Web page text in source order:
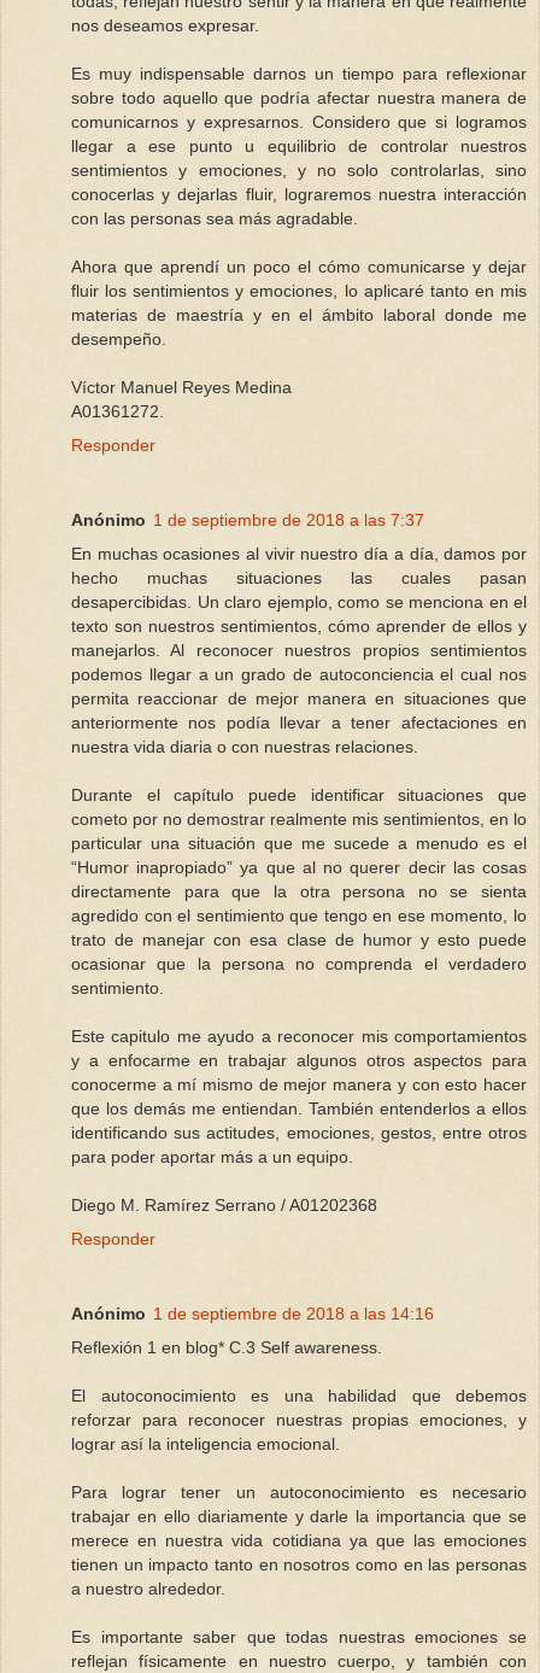
nos deseamos expresar.
Es muy indispensable darnos un tiempo para reflexionar
sobre todo aquello que podría afectar nuestra manera de
comunicarnos y expresarnos. Considero que si logramos
llegar a ese punto u equilibrio de controlar nuestros
sentimientos y emociones, y no solo controlarlas, sino
conocerlas y dejarlas fluir, lograremos nuestra interacción
con las personas sea más agradable.
Ahora que aprendí un poco el cómo comunicarse y dejar
fluir los sentimientos y emociones, lo aplicaré tanto en mis
materias de maestría y en el ámbito laboral donde me
desempeño.
Víctor Manuel Reyes Medina
A01361272.
Responder
Anónimo 1 de septiembre de 2018 a las 7:37
En muchas ocasiones al vivir nuestro día a día, damos por
hecho muchas situaciones las cuales pasan
desapercibidas. Un claro ejemplo, como se menciona en el
texto son nuestros sentimientos, cómo aprender de ellos y
manejarlos. Al reconocer nuestros propios sentimientos
podemos llegar a un grado de autoconciencia el cual nos
permita reaccionar de mejor manera en situaciones que
anteriormente nos podía llevar a tener afectaciones en
nuestra vida diaria o con nuestras relaciones.
Durante el capítulo puede identificar situaciones que
cometo por no demostrar realmente mis sentimientos, en lo
particular una situación que me sucede a menudo es el
“Humor inapropiado” ya que al no querer decir las cosas
directamente para que la otra persona no se sienta
agredido con el sentimiento que tengo en ese momento, lo
trato de manejar con esa clase de humor y esto puede
ocasionar que la persona no comprenda el verdadero
sentimiento.
Este capitulo me ayudo a reconocer mis comportamientos
y a enfocarme en trabajar algunos otros aspectos para
conocerme a mí mismo de mejor manera y con esto hacer
que los demás me entiendan. También entenderlos a ellos
identificando sus actitudes, emociones, gestos, entre otros
para poder aportar más a un equipo.
Diego M. Ramírez Serrano / A01202368
Responder
Anónimo 1 de septiembre de 2018 a las 14:16
Reflexión 1 en blog* C.3 Self awareness.
El autoconocimiento es una habilidad que debemos
reforzar para reconocer nuestras propias emociones, y
lograr así la inteligencia emocional.
Para lograr tener un autoconocimiento es necesario
trabajar en ello diariamente y darle la importancia que se
merece en nuestra vida cotidiana ya que las emociones
tienen un impacto tanto en nosotros como en las personas
a nuestro alrededor.
Es importante saber que todas nuestras emociones se
reflejan físicamente en nuestro cuerpo, y también con